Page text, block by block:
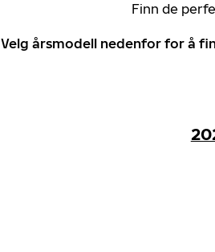
Finn de
Velg årsmodell nedenfor for å